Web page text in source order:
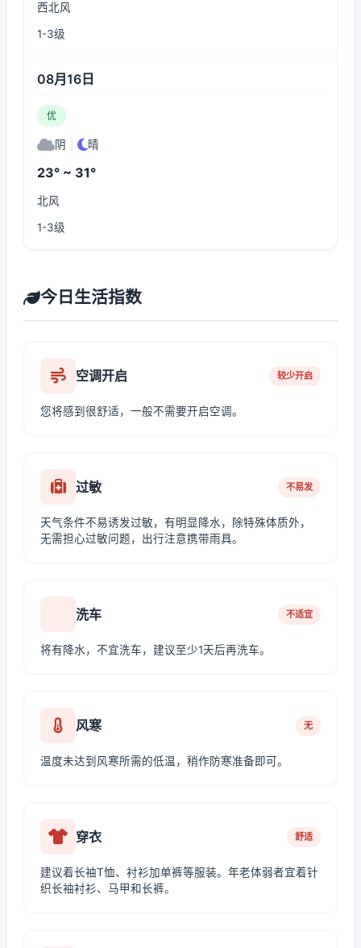
西北风
1-3级
08月16日
优
阴 晴
23° ~ 31°
北风
1-3级
今日生活指数
空调开启 较少开启
您将感到很舒适，一般不需要开启空调。
过敏 不易发
天气条件不易诱发过敏，有明显降水，除特殊体质外，
无需担心过敏问题，出行注意携带雨具。
洗车 不适宜
将有降水，不宜洗车，建议至少1天后再洗车。
风寒 无
温度未达到风寒所需的低温，稍作防寒准备即可。
穿衣 舒适
建议着长袖T恤、衬衫加单裤等服装。年老体弱者宜着针
织长袖衬衫、马甲和长裤。